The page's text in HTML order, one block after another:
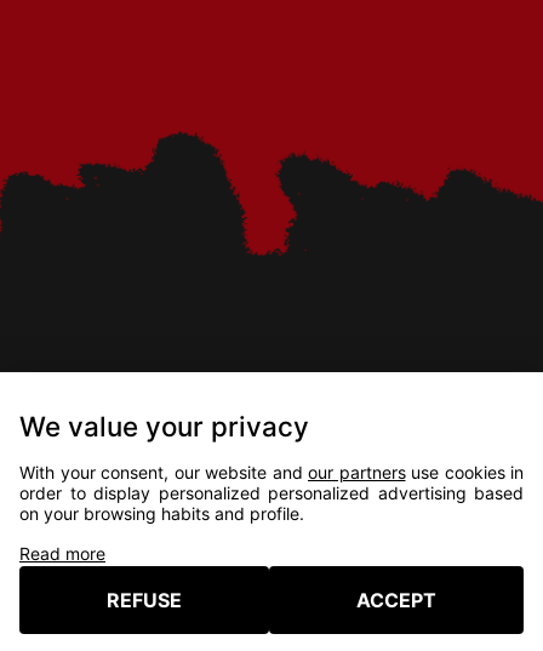
UN FESTIVAL 100%
INDÉPENDANT !
NOSUBVENTION,NOSPONSOR
VOUS ÊTES CONSOMM-ACTEUR.ICES !
We value your privacy
With your consent, our website and our partnersuse cookies in
order to display personalized personalized advertising based
on your browsing habits and profile.
Read more
REFUSE ACCEPT